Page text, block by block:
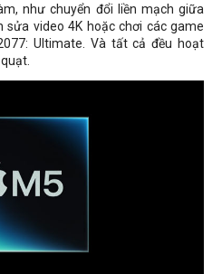
như chuyển đổi liền mạch giữa
sửa video 4K hoặc chơi các game
Ultimate. Và tất cả đều hoạt